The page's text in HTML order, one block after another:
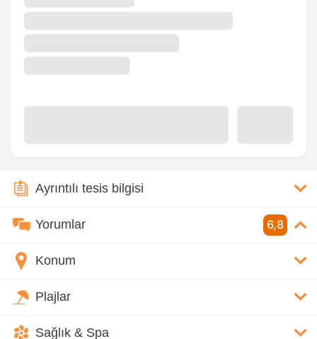
Ayrıntılı tesis bilgisi
Yorumlar 6,8
Konum
Plajlar
Sağlık & Spa